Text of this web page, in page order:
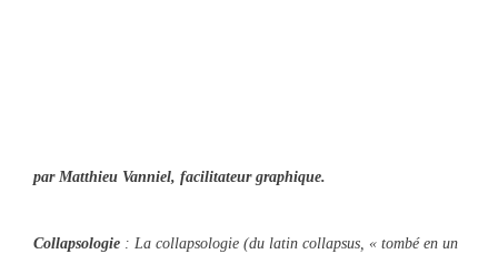
par Matthieu Vanniel, facilitateur graphique.
Collapsologie : La collapsologie (du latin collapsus, « tombé en un